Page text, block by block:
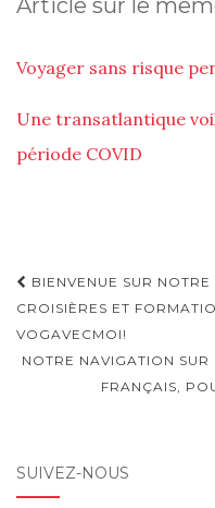
Voyager sans risque
Une transatlantique
période COVID
Navigation
d'article
BIENVENUE SUR
CROISIÈRES ET
VOGAVECMOI!
NOTRE NAVIGATION
FRANÇAIS,
SUIVEZ-NOUS